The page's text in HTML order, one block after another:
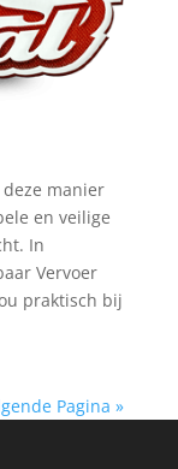
manier
en veilige
In
Vervoer
praktisch bij
Pagina »